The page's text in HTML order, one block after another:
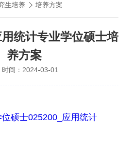
生培养 培养方案
统计专业学位硕士培
养方案
时间：2024-03-01
硕士025200_应用统计